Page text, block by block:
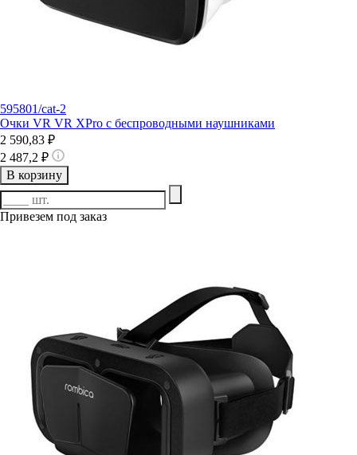
595801/cat-2
Очки VR VR XPro с беспроводными наушниками
2 590,83 ₽
2 487,2 ₽
В корзину
Привезем под заказ